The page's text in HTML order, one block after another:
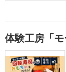
体験工房「モ